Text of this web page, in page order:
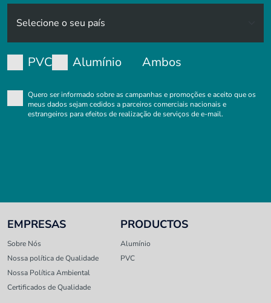
PVC Alumínio Ambos
Quero ser informado sobre as campanhas e promoções e aceito que os
meus dados sejam cedidos a parceiros comerciais nacionais e
estrangeiros para efeitos de realização de serviços de e-mail.
EMPRESAS
Sobre Nós
Nossa política de Qualidade
Nossa Política Ambiental
Certificados de Qualidade
PRODUCTOS
Alumínio
PVC